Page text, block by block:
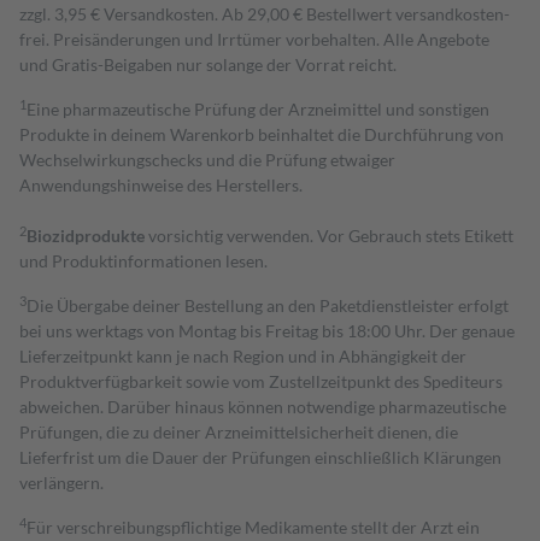
zzgl. 3,95 € Versandkosten. Ab 29,00 € Bestell­wert versand­kosten­
frei. Preisänderungen und Irrtümer vorbehalten. Alle Angebote
und Gratis-Beigaben nur solange der Vorrat reicht.
1 Eine pharmazeutische Prüfung der Arzneimittel und sonstigen
Produkte in deinem Warenkorb beinhaltet die Durchführung von
Wechselwirkungschecks und die Prüfung etwaiger
Anwendungshinweise des Herstellers.
2Biozidproduktevorsichtig verwenden. Vor Gebrauch stets Etikett
und Produktinformationen lesen.
3Die Übergabe deiner Bestellung an den Paketdienstleister erfolgt
bei uns werktags von Montag bis Freitag bis 18:00 Uhr. Der genaue
Lieferzeitpunkt kann je nach Region und in Abhängigkeit der
Produktverfügbarkeit sowie vom Zustellzeitpunkt des Spediteurs
abweichen. Darüber hinaus können notwendige pharmazeutische
Prüfungen, die zu deiner Arzneimittelsicherheit dienen, die
Lieferfrist um die Dauer der Prüfungen einschließlich Klärungen
verlängern.
4Für verschreibungspflichtige Medikamente stellt der Arzt ein